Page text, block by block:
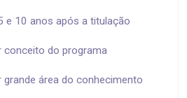
e 10 anos após a titulação
conceito do programa
área do conhecimento